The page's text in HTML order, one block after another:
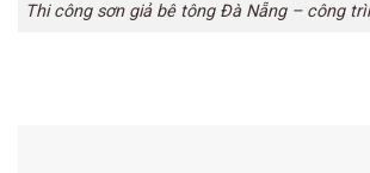
Thi công sơn giả bê tông Đà Nẵng – công